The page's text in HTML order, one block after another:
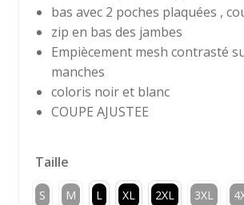
bas avec 2 poches plaquées ,
zip en bas des jambes
Empiècement mesh contrasté
manches
coloris noir et blanc
COUPE AJUSTEE
Taille
S M L XL 2XL 3XL